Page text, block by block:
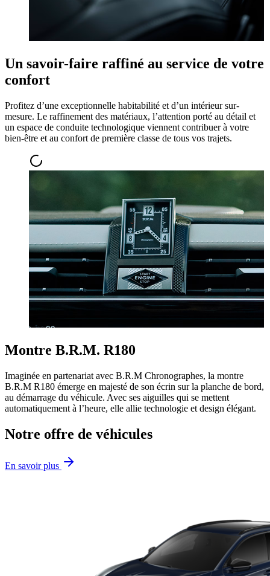
Un savoir-faire raffiné au service de votre
confort
Profitez d’une exceptionnelle habitabilité et d’un intérieur sur-
mesure. Le raffinement des matériaux, l’attention porté au détail et
un espace de conduite technologique viennent contribuer à votre
bien-être et au confort de première classe de tous vos trajets.
Montre B.R.M. R180
Imaginée en partenariat avec B.R.M Chronographes, la montre
B.R.M R180 émerge en majesté de son écrin sur la planche de bord,
au démarrage du véhicule. Avec ses aiguilles qui se mettent
automatiquement à l’heure, elle allie technologie et design élégant.
Notre offre de véhicules
En savoir plus